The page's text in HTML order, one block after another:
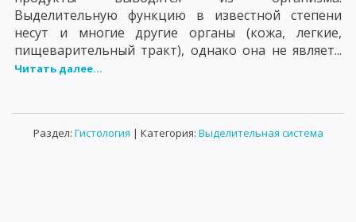
Выделительную функцию в известной степени
несут и многие другие органы (кожа, легкие,
пищеварительный тракт), однако она не являет...
Читать далее...
Раздел: Гистология | Категория: Выделительная система